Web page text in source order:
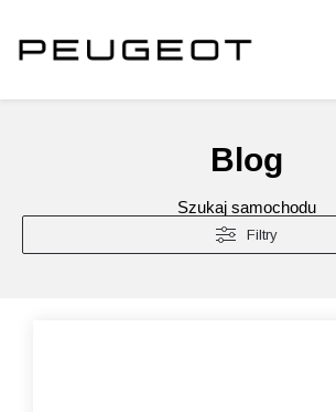
Blog
Szukaj samochodu
Filtry